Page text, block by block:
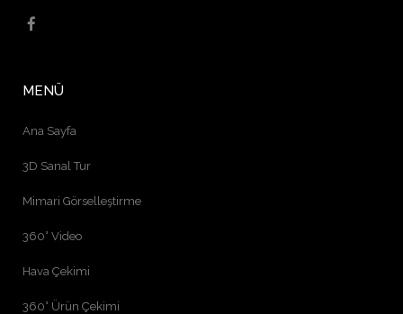
MENÜ
Ana Sayfa
3D Sanal Tur
Mimari Görselleştirme
360° Video
Hava Çekimi
360° Ürün Çekimi